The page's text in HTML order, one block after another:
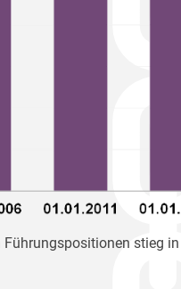
Führungspositionen stieg